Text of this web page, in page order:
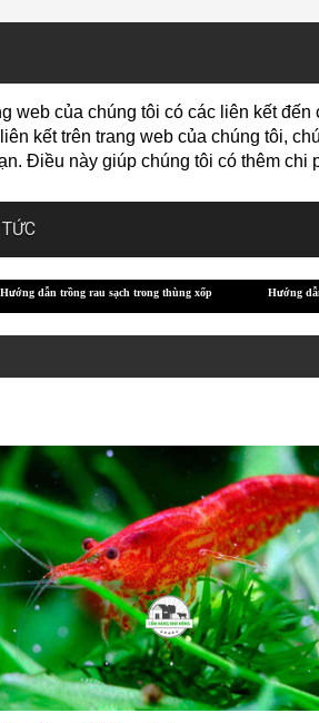
web của chúng tôi có các liên kết
kết trên trang web của chúng tôi,
Điều này giúp chúng tôi có thêm chi
thùng xốp Hướng dẫn trồng rau sạch bằng xỉ